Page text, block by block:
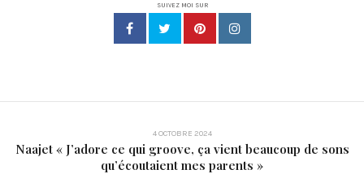
SUIVEZ MOI SUR
4 OCTOBRE 2024
Naajet « J’adore ce qui groove, ça vient beaucoup de sons
qu’écoutaient mes parents »